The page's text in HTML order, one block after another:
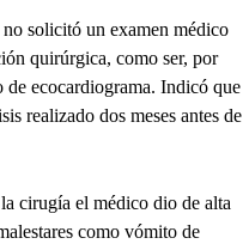
solicitó un examen médico
quirúrgica, como ser, por
ecocardiograma. Indicó que
realizado dos meses antes de
cirugía el médico dio de alta
como vómito de